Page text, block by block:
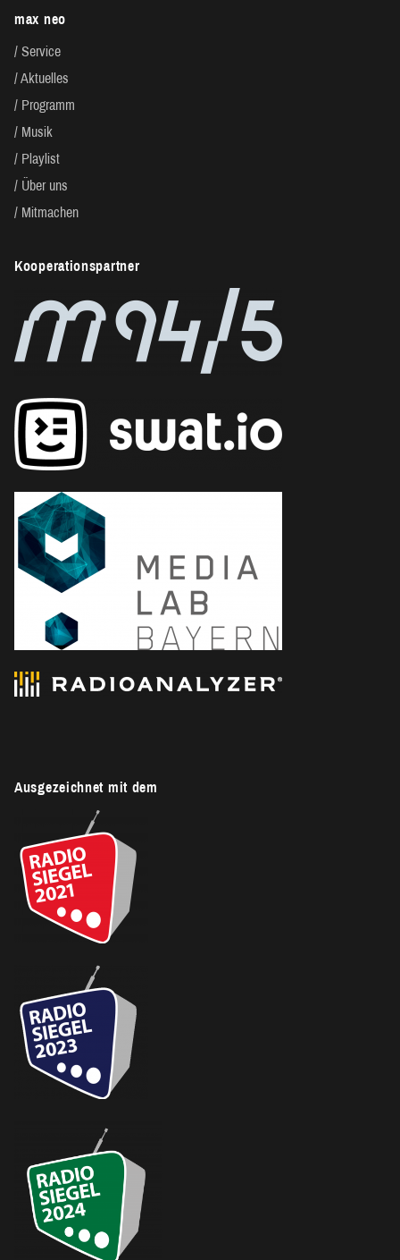
max neo
Service
Aktuelles
Programm
Musik
Playlist
Über uns
Mitmachen
Kooperationspartner
Ausgezeichnet mit dem